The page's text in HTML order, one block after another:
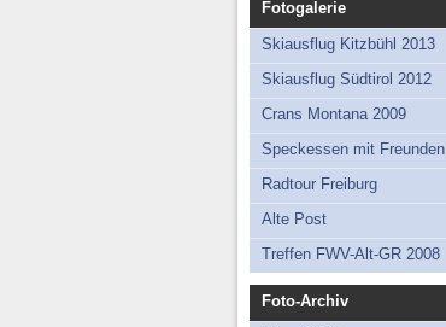
Fotogalerie
Skiausflug Kitzbühl 2013
Skiausflug Südtirol 2012
Crans Montana 2009
Speckessen mit Freunden
Radtour Freiburg
Alte Post
Treffen FWV-Alt-GR 2008
Foto-Archiv